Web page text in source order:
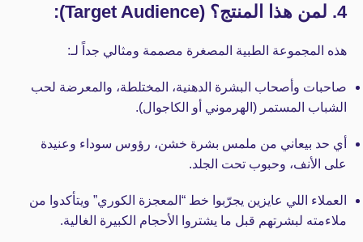
4. لمن هذا المنتج؟ (Target Audience):
هذه المجموعة الطبية المصغرة مصممة ومثالي جداً لـ:
صاحبات وأصحاب البشرة الدهنية، المختلطة، والمعرضة لحب
الشباب المستمر (الهرموني أو الكاجوال).
أي حد بيعاني من ملمس بشرة خشن، رؤوس سوداء وعنيدة
على الأنف، وحبوب تحت الجلد.
العملاء اللي عايزين يجرّبوا خط “المعجزة الكوري” ويتأكدوا من
ملاءمته لبشرتهم قبل ما يشتروا الأحجام الكبيرة الغالية.